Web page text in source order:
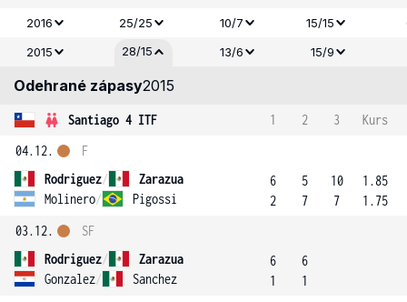
2016
25/25 10/7 15/15
2015
28/15 13/6 15/9
Odehrané zápasy2015
Santiago 4 ITF 1 2 3
Kurs
04.12.
Rodriguez/
Zarazua
Molinero/ Pigossi
F
6
2
5
7
10
7
1.85
1.75
03.12.
Rodriguez/
Zarazua
Gonzalez/ Sanchez
SF
6
1
6
1